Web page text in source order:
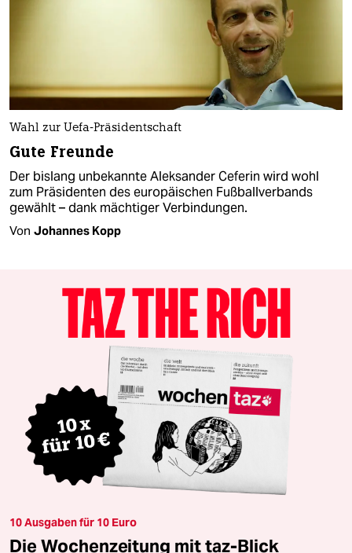
Wahl zur Uefa-Präsidentschaft
Gute Freunde
Der bislang unbekannte Aleksander Ceferin wird wohl
zum Präsidenten des europäischen Fußballverbands
gewählt – dank mächtiger Verbindungen.
Von Johannes Kopp
10 Ausgaben für 10 Euro
Die Wochenzeitung mit taz-Blick